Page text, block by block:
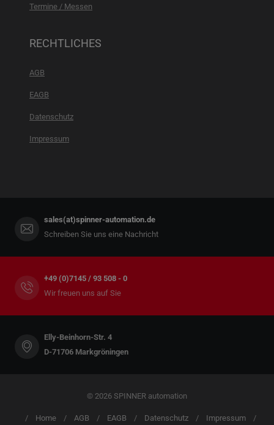
Termine / Messen
RECHTLICHES
AGB
EAGB
Datenschutz
Impressum
sales(at)spinner-automation.de
Schreiben Sie uns eine Nachricht
+49 (0)7145 / 93 508 - 0
Wir freuen uns auf Sie
Elly-Beinhorn-Str. 4
D-71706 Markgröningen
© 2026 SPINNER automation
Home AGB EAGB Datenschutz Impressum